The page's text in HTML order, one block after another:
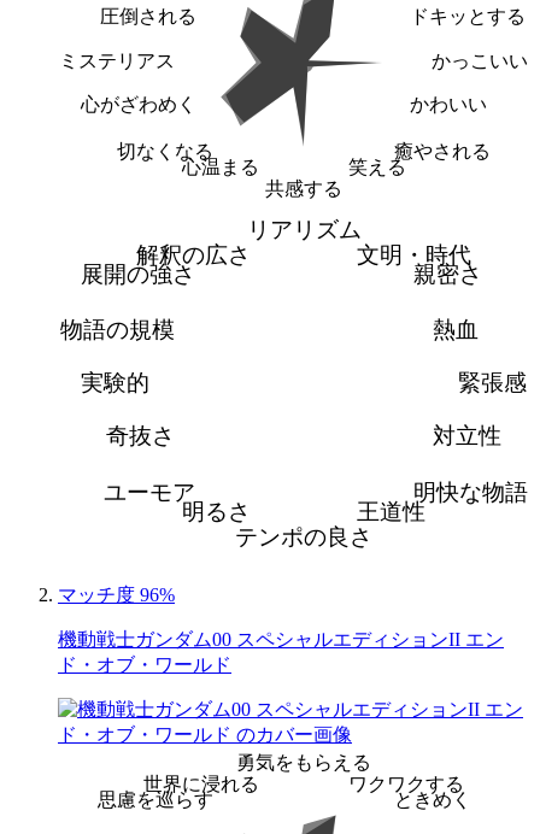
ドキッとする
かっこいい
かわいい
癒やされる
笑える
共感する
心温まる
切なくなる
心がざわめく
ミステリアス
圧倒される
リアリズム
文明・時代
親密さ
熱血
緊張感
対立性
明快な物語
王道性
テンポの良さ
明るさ
ユーモア
奇抜さ
実験的
物語の規模
展開の強さ
解釈の広さ
マッチ度 96%
機動戦士ガンダム00 スペシャルエディションII エン
ド・オブ・ワールド
勇気をもらえる
ワクワクする
ときめく
思慮を巡らす
世界に浸れる